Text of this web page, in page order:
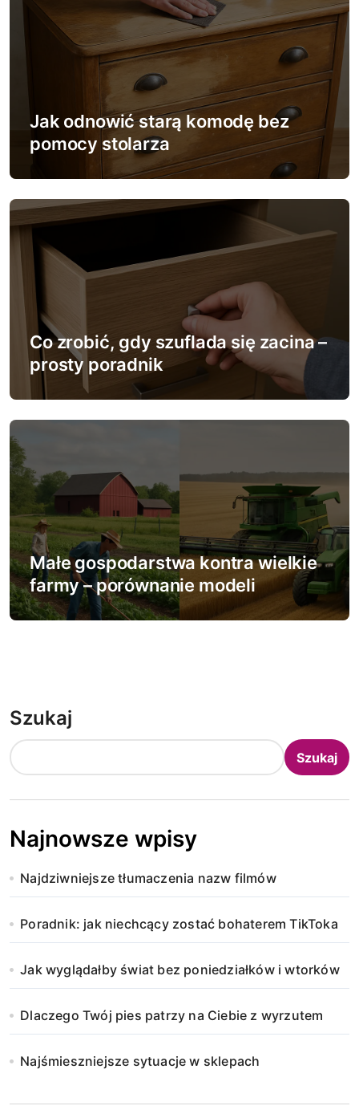
i
s
u
Jak odnowić starą komodę bez
pomocy stolarza
Co zrobić, gdy szuflada się zacina –
prosty poradnik
Małe gospodarstwa kontra wielkie
farmy – porównanie modeli
Szukaj
Szukaj
Najnowsze wpisy
Najdziwniejsze tłumaczenia nazw filmów
Poradnik: jak niechcący zostać bohaterem TikToka
Jak wyglądałby świat bez poniedziałków i wtorków
Dlaczego Twój pies patrzy na Ciebie z wyrzutem
Najśmieszniejsze sytuacje w sklepach